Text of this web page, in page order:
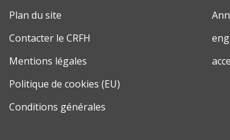
Plan du site
Contacter le CRFH
Mentions légales
Politique de cookies (EU)
Conditions générales